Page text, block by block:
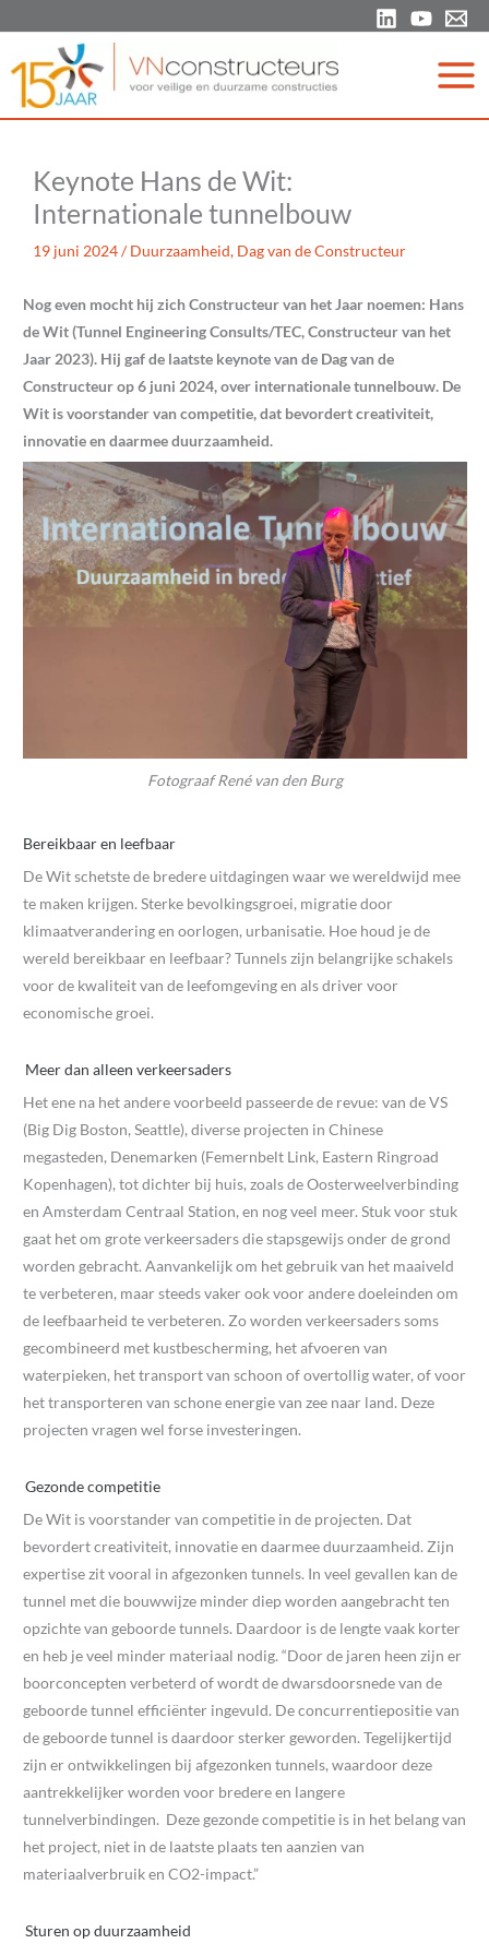
de
inhoud
Keynote Hans de Wit:
Internationale tunnelbouw
19 juni 2024/Duurzaamheid, Dag van de Constructeur
Nog even mocht hij zich Constructeur van het Jaar noemen: Hans
de Wit (Tunnel EngineeringConsults/TEC, Constructeur van het
Jaar 2023). Hij gaf de laatste keynotevan de Dag van de
Constructeur op 6 juni 2024, over internationale tunnelbouw. De
Wit is voorstander van competitie, dat bevordert creativiteit,
innovatie en daarmee duurzaamheid.
Fotograaf René van den Burg
Bereikbaar en leefbaar
De Wit schetste de bredere uitdagingen waar we wereldwijd mee
te maken krijgen. Sterke bevolkingsgroei, migratie door
klimaatverandering en oorlogen, urbanisatie. Hoe houd je de
wereld bereikbaar en leefbaar? Tunnels zijn belangrijke schakels
voor de kwaliteit van de leefomgeving en als driver voor
economische groei.
Meer dan alleen verkeersaders
Het ene na het andere voorbeeld passeerde de revue: van de VS
(Big Dig Boston, Seattle), diverse projecten in Chinese
megasteden, Denemarken (Femernbelt Link, Eastern Ringroad
Kopenhagen), tot dichter bij huis, zoals de Oosterweelverbinding
en Amsterdam Centraal Station, en nog veel meer. Stuk voor stuk
gaat het om grote verkeersaders die stapsgewijs onder de grond
worden gebracht. Aanvankelijk om het gebruik van het maaiveld
te verbeteren, maar steeds vaker ook voor andere doeleinden om
de leefbaarheid te verbeteren. Zo worden verkeersaders soms
gecombineerd met kustbescherming, het afvoeren van
waterpieken, het transport van schoon of overtollig water, of voor
het transporteren van schone energie van zee naar land. Deze
projecten vragen wel forse investeringen.
Gezonde competitie
De Wit is voorstander van competitie in de projecten. Dat
bevordert creativiteit, innovatie en daarmee duurzaamheid. Zijn
expertise zit vooral in afgezonken tunnels. In veel gevallen kan de
tunnel met die bouwwijze minder diep worden aangebracht ten
opzichte van geboorde tunnels. Daardoor is de lengte vaak korter
en heb je veel minder materiaal nodig. “Door de jaren heen zijn er
boorconcepten verbeterd of wordt de dwarsdoorsnede van de
geboorde tunnel efficiënter ingevuld. De concurrentiepositie van
de geboorde tunnel is daardoor sterker geworden. Tegelijkertijd
zijn er ontwikkelingen bij afgezonken tunnels, waardoor deze
aantrekkelijker worden voor bredere en langere
tunnelverbindingen. Deze gezonde competitie is in het belang van
het project, niet in de laatste plaats ten aanzien van
materiaalverbruik en CO2-impact.”
Sturen op duurzaamheid